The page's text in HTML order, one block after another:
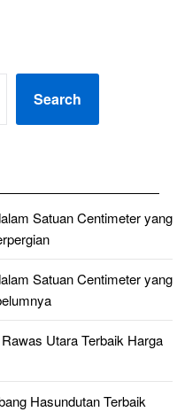
Search
Satuan Centimeter yang
Satuan Centimeter yang
Utara Terbaik Harga
Hasundutan Terbaik